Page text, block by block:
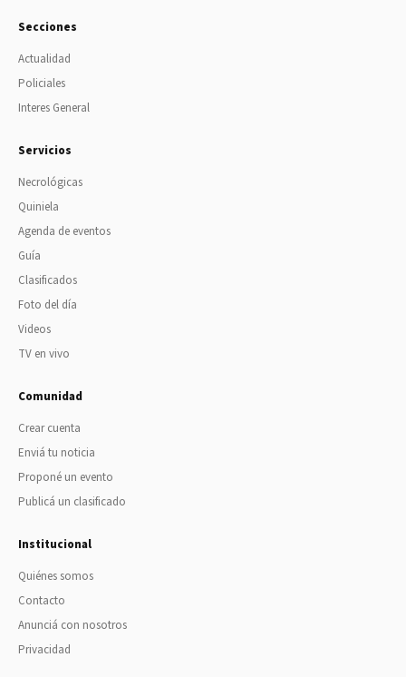
Secciones
Actualidad
Policiales
Interes General
Servicios
Necrológicas
Quiniela
Agenda de eventos
Guía
Clasificados
Foto del día
Videos
TV en vivo
Comunidad
Crear cuenta
Enviá tu noticia
Proponé un evento
Publicá un clasificado
Institucional
Quiénes somos
Contacto
Anunciá con nosotros
Privacidad